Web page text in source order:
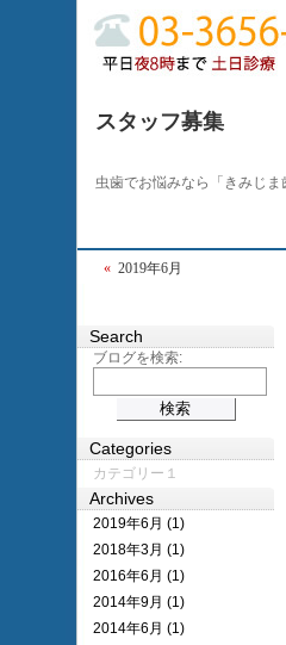
スタッフ募集
虫歯でお悩みなら「きみじ
« 2019年6月
Search
ブログを検索:
Categories
カテゴリー１
Archives
2019年6月 (1)
2018年3月 (1)
2016年6月 (1)
2014年9月 (1)
2014年6月 (1)